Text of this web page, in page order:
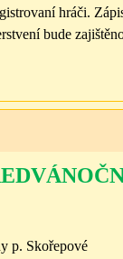
hráči.
bude
p. Skořepové